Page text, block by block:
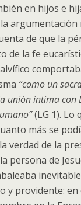
en hijos e
argumentación
de que la
de la fe
“como un
unión íntima con
(LG 1). Lo
más se
verdad de la
persona de
y providente: en